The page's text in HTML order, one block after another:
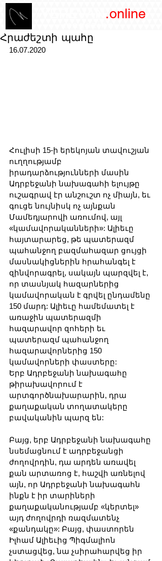
.online
Հրաժեշտի պահը
16.07.2020
Հուլիսի 15-ի երեկոյան տավուշյան
ուղղությամբ
իրադարձությունների մասին
Ադրբեջանի նախագահի ելույթը
ուշագրավ էր անշուշտ ոչ միայն, եւ
գուցե նույնիսկ ոչ այնքան
Մամեդյարովի առումով, այլ
«կամավորականների»: Ալիեւը
հայտարարեց, թե պատերազմ
պահանջող բազմահազար ցույցի
մասնակիցներին հրահանգել է
զինվորագրել, սակայն պարզվել է,
որ տասնյակ հազարներից
կամավորական է գրվել ընդամենը
150 մարդ: Ալիեւը համեմատել է
առաջին պատերազմի
հազարավոր զոհերի եւ
պատերազմ պահանջող
հազարավորներից 150
կամավորների փաստերը:
Երբ Ադրբեջանի նախագահը
թիրախավորում է
արտգործնախարարին, դրա
քաղաքական տողատակերը
բավականին պարզ են:
Բայց, երբ Ադրբեջանի նախագահը
նսեմացնում է ադրբեջանցի
ժողովրդին, դա արդեն առավել
քան արտառոց է, հաշվի առնելով
այն, որ Ադրբեջանի նախագահն
ինքն է իր տարիների
քաղաքականությամբ «կերտել»
այդ ժողովրդի ռազմատենչ
«քանդակը»: Բայց, փաստորեն
Իլհամ Ալիեւից Պիգմալիոն
չստացվեց, նա չսիրահարվեց իր